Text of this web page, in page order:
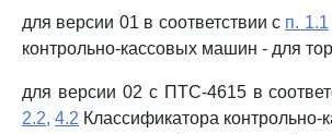
для версии 01 в соответствии с п. 1.1
контрольно-кассовых машин - для
для версии 02 с ПТС-4615 в
2.2, 4.2 Классификатора